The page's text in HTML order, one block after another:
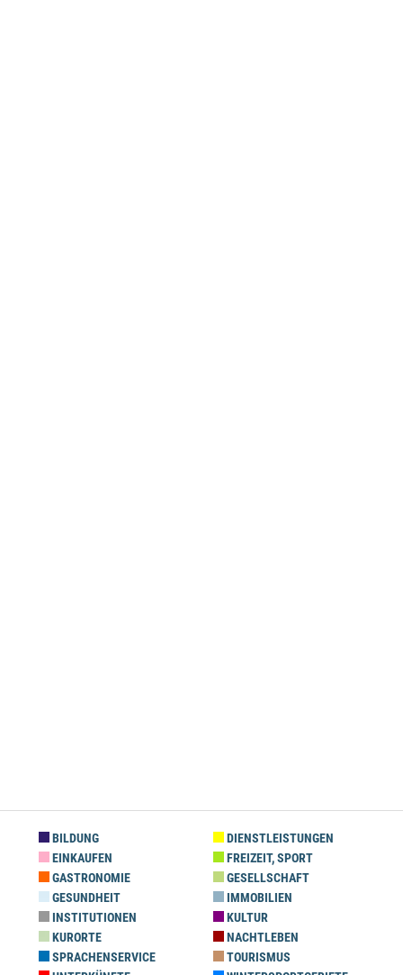
BILDUNG
DIENSTLEISTUNGEN
EINKAUFEN
FREIZEIT, SPORT
GASTRONOMIE
GESELLSCHAFT
GESUNDHEIT
IMMOBILIEN
INSTITUTIONEN
KULTUR
KURORTE
NACHTLEBEN
SPRACHENSERVICE
TOURISMUS